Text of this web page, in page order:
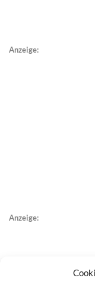
Anzeige:
Anzeige: